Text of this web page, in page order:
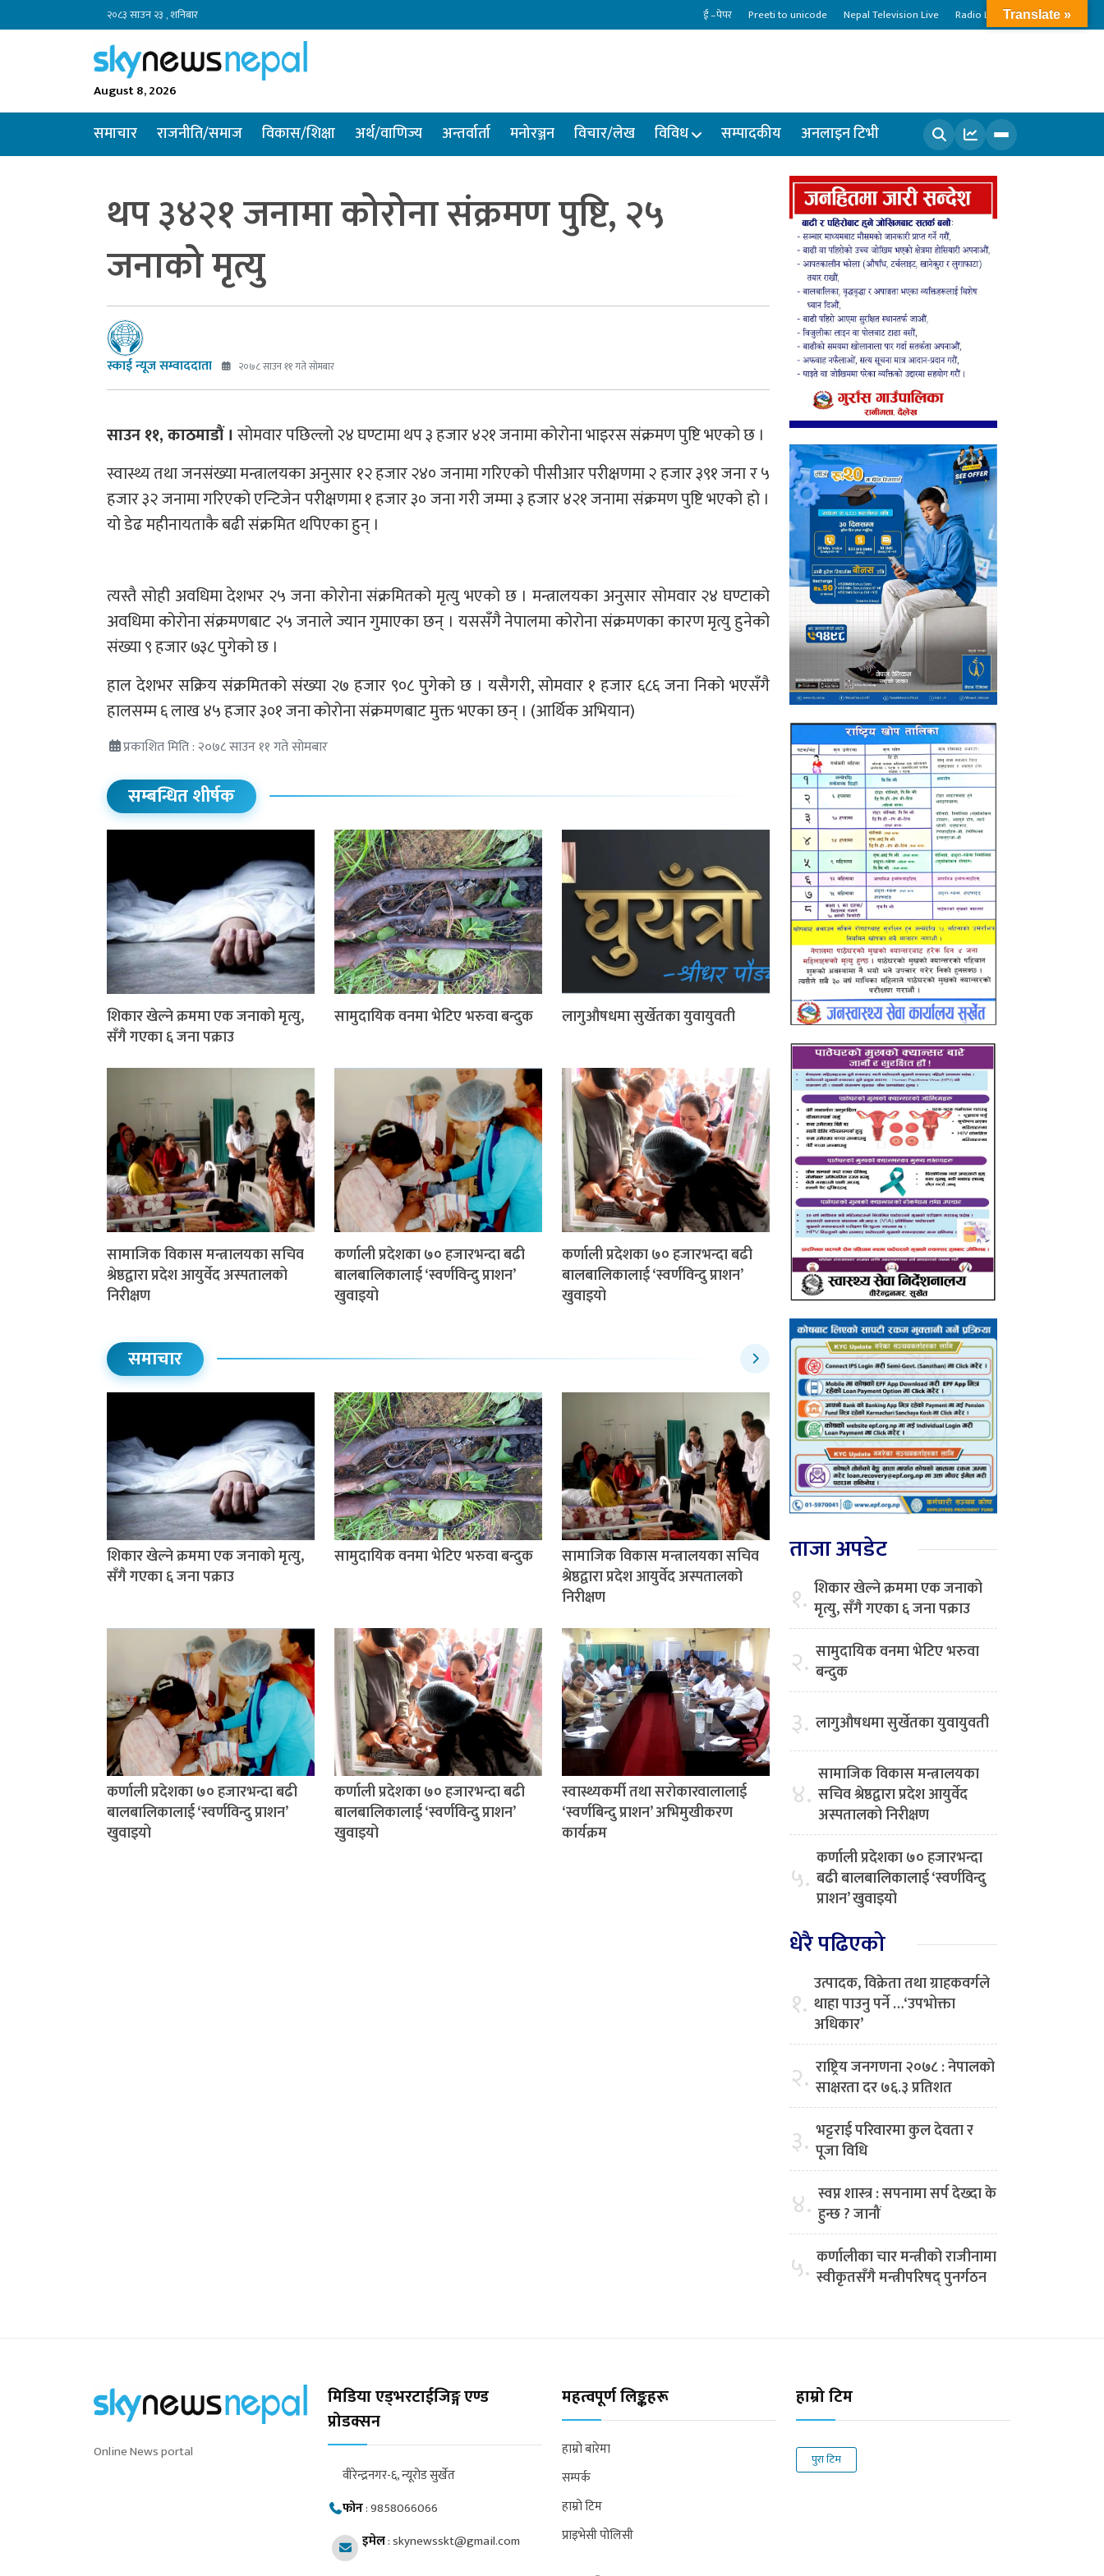
२०८३ साउन २३ , शनिबार ई –पेपर Preeti to unicode Nepal Television Live Radio Live
August 8, 2026
समाचार राजनीति/समाज विकास/शिक्षा अर्थ/वाणिज्य अन्तर्वार्ता मनोरञ्जन विचार/लेख विविध सम्पादकीय अनलाइन टिभी
खोज्नुहोस
थप ३४२१ जनामा कोरोना संक्रमण पुष्टि, २५
जनाको मृत्यु
स्काई न्यूज सम्वाददाता २०७८ साउन ११ गते सोमबार
साउन ११, काठमाडौं । सोमवार पछिल्लो २४ घण्टामा थप ३ हजार ४२१ जनामा कोरोना भाइरस संक्रमण पुष्टि भएको छ ।
स्वास्थ्य तथा जनसंख्या मन्त्रालयका अनुसार १२ हजार २४० जनामा गरिएको पीसीआर परीक्षणमा २ हजार ३९१ जना र ५
हजार ३२ जनामा गरिएको एन्टिजेन परीक्षणमा १ हजार ३० जना गरी जम्मा ३ हजार ४२१ जनामा संक्रमण पुष्टि भएको हो ।
यो डेढ महीनायताकै बढी संक्रमित थपिएका हुन् ।
त्यस्तै सोही अवधिमा देशभर २५ जना कोरोना संक्रमितको मृत्यु भएको छ । मन्त्रालयका अनुसार सोमवार २४ घण्टाको
अवधिमा कोरोना संक्रमणबाट २५ जनाले ज्यान गुमाएका छन् । यससँगै नेपालमा कोरोना संक्रमणका कारण मृत्यु हुनेको
संख्या ९ हजार ७३८ पुगेको छ ।
हाल देशभर सक्रिय संक्रमितको संख्या २७ हजार ९०८ पुगेको छ । यसैगरी, सोमवार १ हजार ६८६ जना निको भएसँगै
हालसम्म ६ लाख ४५ हजार ३०१ जना कोरोना संक्रमणबाट मुक्त भएका छन् । (आर्थिक अभियान)
प्रकाशित मिति : २०७८ साउन ११ गते सोमबार
सम्बन्धित शीर्षक
शिकार खेल्ने क्रममा एक जनाको मृत्यु,
सँगै गएका ६ जना पक्राउ
सामुदायिक वनमा भेटिए भरुवा बन्दुक लागुऔषधमा सुर्खेतका युवायुवती
सामाजिक विकास मन्त्रालयका सचिव
श्रेष्ठद्वारा प्रदेश आयुर्वेद अस्पतालको
निरीक्षण
कर्णाली प्रदेशका ७० हजारभन्दा बढी
बालबालिकालाई ‘स्वर्णविन्दु प्राशन’
खुवाइयो
कर्णाली प्रदेशका ७० हजारभन्दा बढी
बालबालिकालाई ‘स्वर्णविन्दु प्राशन’
खुवाइयो
समाचार
शिकार खेल्ने क्रममा एक जनाको मृत्यु,
सँगै गएका ६ जना पक्राउ
सामुदायिक वनमा भेटिए भरुवा बन्दुक
सामाजिक विकास मन्त्रालयका सचिव
श्रेष्ठद्वारा प्रदेश आयुर्वेद अस्पतालको
निरीक्षण
कर्णाली प्रदेशका ७० हजारभन्दा बढी
बालबालिकालाई ‘स्वर्णविन्दु प्राशन’
खुवाइयो
कर्णाली प्रदेशका ७० हजारभन्दा बढी
बालबालिकालाई ‘स्वर्णविन्दु प्राशन’
खुवाइयो
स्वास्थ्यकर्मी तथा सरोकारवालालाई
‘स्वर्णबिन्दु प्राशन’ अभिमुखीकरण
कार्यक्रम
ताजा अपडेट
१. शिकार खेल्ने क्रममा एक जनाको
मृत्यु, सँगै गएका ६ जना पक्राउ
२. सामुदायिक वनमा भेटिए भरुवा
बन्दुक
३. लागुऔषधमा सुर्खेतका युवायुवती
४. सामाजिक विकास मन्त्रालयका
सचिव श्रेष्ठद्वारा प्रदेश आयुर्वेद
अस्पतालको निरीक्षण
५. कर्णाली प्रदेशका ७० हजारभन्दा
बढी बालबालिकालाई ‘स्वर्णविन्दु
प्राशन’ खुवाइयो
धेरै पढिएको
१. उत्पादक, विक्रेता तथा ग्राहकवर्गले
थाहा पाउनु पर्ने …‘उपभोक्ता
अधिकार’
२. राष्ट्रिय जनगणना २०७८ : नेपालको
साक्षरता दर ७६.३ प्रतिशत
३. भट्टराई परिवारमा कुल देवता र
पूजा विधि
४. स्वप्न शास्त्र : सपनामा सर्प देख्दा के
हुन्छ ? जानौं
५. कर्णालीका चार मन्त्रीको राजीनामा
स्वीकृतसँगै मन्त्रीपरिषद् पुनर्गठन
Online News portal
मिडिया एड्भरटाईजिङ्ग एण्ड
प्रोडक्सन
वीरेन्द्रनगर-६, न्यूरोड सुर्खेत
फोन:9858066066
इमेल:skynewsskt@gmail.com
महत्वपूर्ण लिङ्कहरू
हाम्रो बारेमा
सम्पर्क
हाम्रो टिम
प्राइभेसी पोलिसी
हाम्रो टिम
पुरा टिम
Translate »